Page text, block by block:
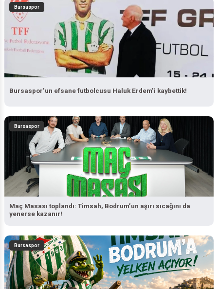
Bursaspor
Bursaspor’un efsane futbolcusu Haluk Erdem’i kaybettik!
Bursaspor
Maç Masası toplandı: Timsah, Bodrum’un aşırı sıcağını da
yenerse kazanır!
Bursaspor